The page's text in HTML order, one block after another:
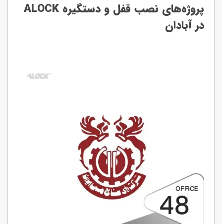
پروژه‌های نصب قفل و دستگیره ALOCK
در آبادان